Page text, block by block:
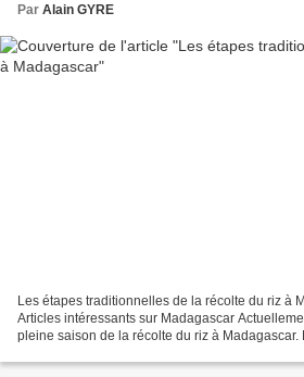
Par Alain GYRE
Les étapes traditionnelles de la récolte du riz à
Articles intéressants sur Madagascar
pleine saison de la récolte du riz à